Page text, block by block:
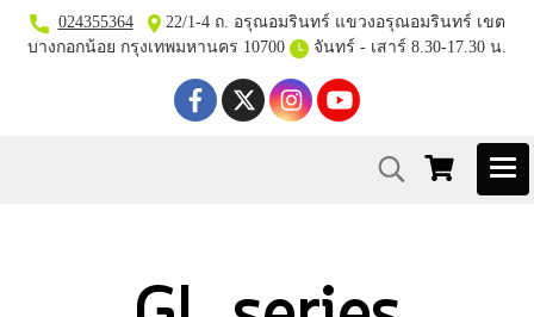
024355364
22/1-4 ถ. อรุณอมรินทร์ แขวงอรุณอมรินทร์ เขต
บางกอกน้อย กรุงเทพมหานคร 10700
จันทร์ - เสาร์ 8.30-17.30 น.